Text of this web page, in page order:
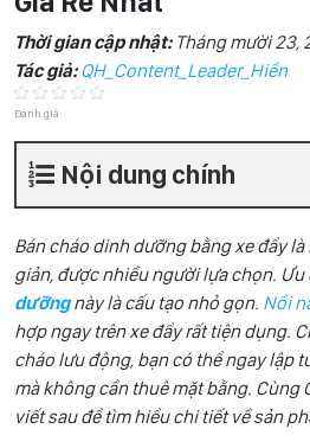
Thời gian cập nhật: Tháng mười 23,
Tác giả:QH_Content_Leader_Hiền
Đánh giá
Nội dung chính
Bán cháo dinh dưỡng bằng xe đẩy
giản, được nhiều người lựa chọn. Ưu
dưỡngnày là cấu tạo nhỏ gọn. Nồi
hợp ngay trên xe đẩy rất tiện dụng.
cháo lưu động, bạn có thể ngay lập
mà không cần thuê mặt bằng. Cùng
viết sau để tìm hiểu chi tiết về sản